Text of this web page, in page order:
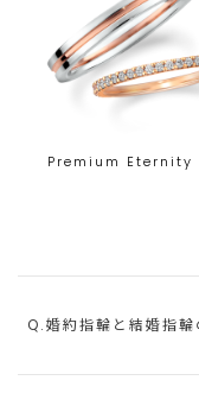
Premium Eternity
Q.婚約指輪と結婚指輪